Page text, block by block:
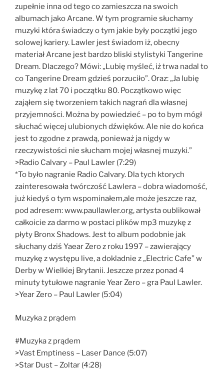
zupełnie inna od tego co zamieszcza na swoich
albumach jako Arcane. W tym programie słuchamy
muzyki która świadczy o tym jakie były początki jego
solowej kariery. Lawler jest świadom iż, obecny
materiał Arcane jest bardzo bliski stylistyki Tangerine
Dream. Dlaczego? Mówi: „Lubię myśleć, iż trwa nadal to
co Tangerine Dream gdzieś porzuciło”. Oraz: „Ja lubię
muzykę z lat 70 i początku 80. Początkowo więc
zająłem się tworzeniem takich nagrań dla własnej
przyjemności. Można by powiedzieć – po to bym mógł
słuchać więcej ulubionych dźwięków. Ale nie do końca
jest to zgodne z prawdą, ponieważ ja nigdy w
rzeczywistości nie słucham mojej własnej muzyki.”
>Radio Calvary – Paul Lawler (7:29)
*To było nagranie Radio Calvary. Dla tych ktorych
zainteresowała twórczość Lawlera – dobra wiadomość,
już kiedyś o tym wspominałem,ale może jeszcze raz,
pod adresem: www.paullawler.org, artysta oublikował
całkoicie za darmo w postaci plików mp3 muzykę z
płyty Bronx Shadows. Jest to album podobnie jak
słuchany dziś Yaear Zero z roku 1997 – zawierający
muzykę z występu live, a dokladnie z „Electric Cafe” w
Derby w Wielkiej Brytanii. Jeszcze przez ponad 4
minuty tytułowe nagranie Year Zero – gra Paul Lawler.
>Year Zero – Paul Lawler (5:04)
Muzyka z prądem
#Muzyka z prądem
>Vast Emptiness – Laser Dance (5:07)
>Star Dust – Zoltar (4:28)